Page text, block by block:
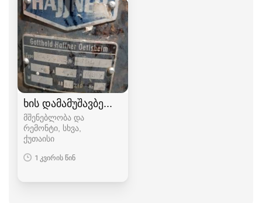
ხის დამამუშავბელი ხელსაწყოები
მშენებლობა და
რემონტი, სხვა
ქუთაისი
1 კვირის წინ